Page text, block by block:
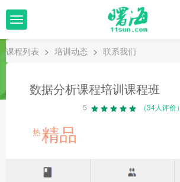
T
o
g
课程列表 > 培训动态 > 联系我们
数据分析课程培训课程班
5 （34人评价）
热精品